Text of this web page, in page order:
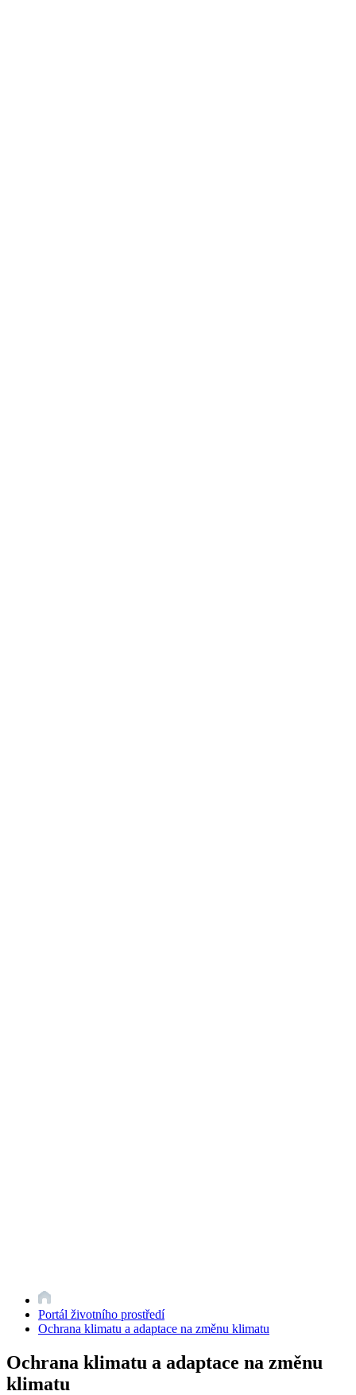
Portál životního prostředí
Ochrana klimatu a adaptace na změnu klimatu
Ochrana klimatu a adaptace na změnu
klimatu